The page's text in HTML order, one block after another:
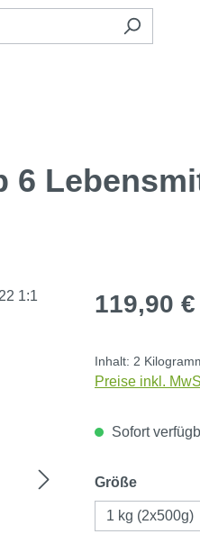
6
Regulärer Preis:
119,90 €
Inhalt: 2
Preise inkl.
Sofort
Größe
1 kg (2x500g)